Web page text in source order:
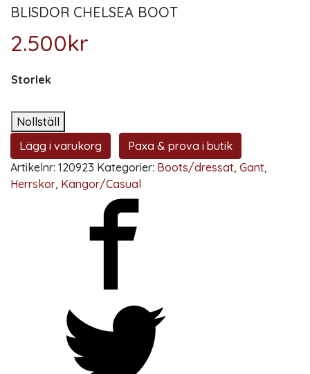
BLISDOR CHELSEA BOOT
2.500kr
Storlek
Nollställ
Lägg i varukorg
Paxa & prova i butik
Artikelnr: 120923 Kategorier: Boots/dressat, Gant,
Herrskor, Kängor/Casual